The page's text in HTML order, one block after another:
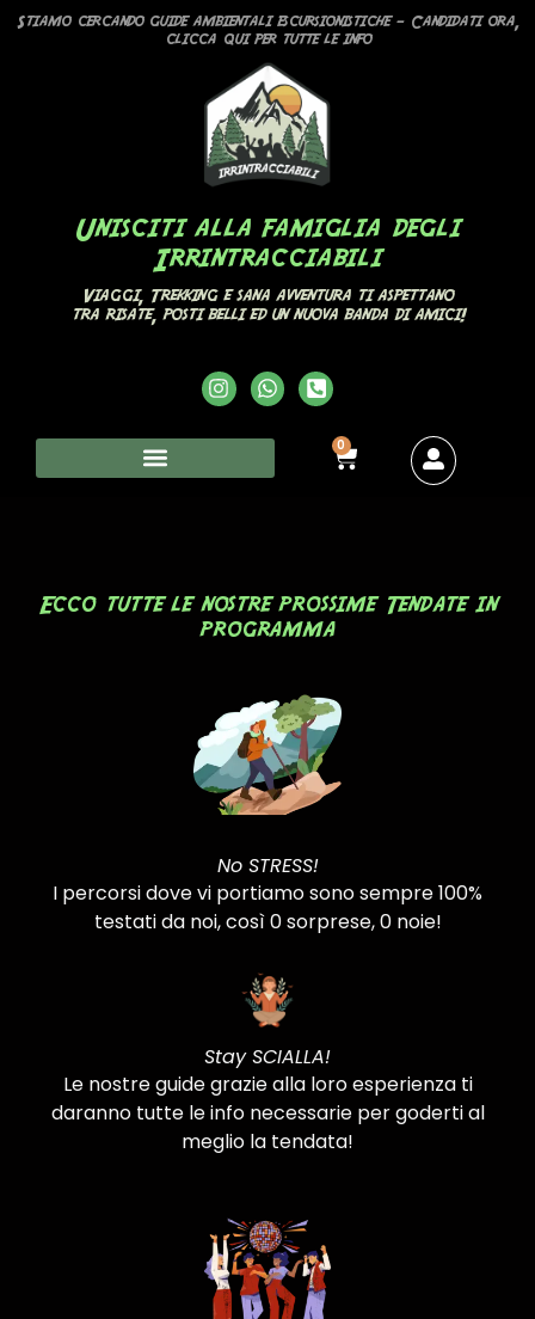
Stiamo cercando guide ambientali escursionistiche – Candidati ora,
clicca qui per tutte le info
Unisciti alla famiglia degli
Irrintracciabili
Viaggi, Trekking e sana avventura ti aspettano
tra risate, posti belli ed un nuova banda di amici!
0
Ecco tutte le nostre prossime Tendate in
programma
No STRESS!
I percorsi dove vi portiamo sono sempre 100%
testati da noi​, così 0 sorprese, 0 noie!
Stay SCIALLA!
Le nostre guide grazie alla loro esperienza ti
daranno tutte le info necessarie per goderti al
meglio la tendata!